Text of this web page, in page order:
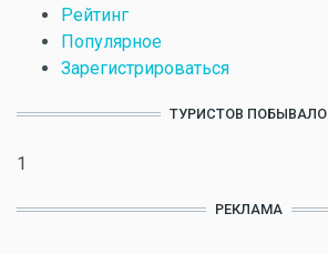
Рейтинг
Популярное
Зарегистрироваться
ТУРИСТОВ ПОБЫВАЛО
1
РЕКЛАМА